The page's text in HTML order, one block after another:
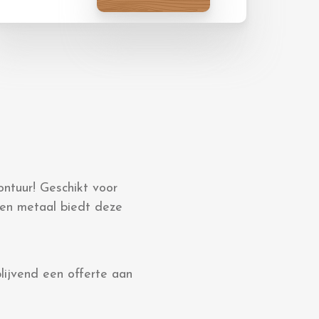
Geschikt voor
metaal biedt deze
een offerte aan